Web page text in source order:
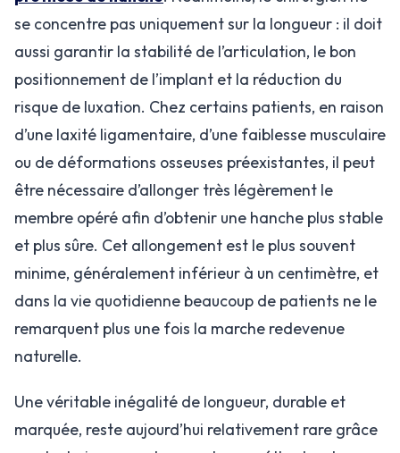
se concentre pas uniquement sur la longueur : il doit
aussi garantir la stabilité de l’articulation, le bon
positionnement de l’implant et la réduction du
risque de luxation. Chez certains patients, en raison
d’une laxité ligamentaire, d’une faiblesse musculaire
ou de déformations osseuses préexistantes, il peut
être nécessaire d’allonger très légèrement le
membre opéré afin d’obtenir une hanche plus stable
et plus sûre. Cet allongement est le plus souvent
minime, généralement inférieur à un centimètre, et
dans la vie quotidienne beaucoup de patients ne le
remarquent plus une fois la marche redevenue
naturelle.
Une véritable inégalité de longueur, durable et
marquée, reste aujourd’hui relativement rare grâce